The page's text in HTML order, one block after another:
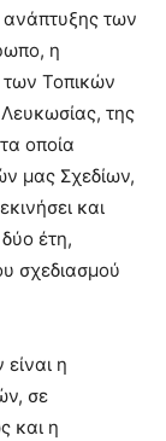
ανάπτυξης των
η
Τοπικών
της
οποία
μας Σχεδίων,
και
έτη,
σχεδιασμού
η
σε
και η